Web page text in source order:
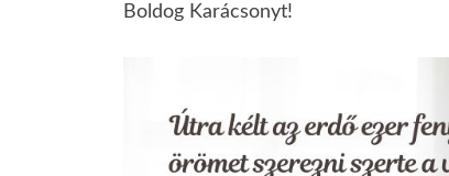
Boldog Karácsonyt!